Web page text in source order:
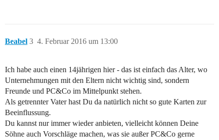
Beabel 4. Februar 2016 um 13:00
3
Ich habe auch einen 14jährigen hier - das ist einfach das Alter, wo
Unternehmungen mit den Eltern nicht wichtig sind, sondern
Freunde und PC&Co im Mittelpunkt stehen.
Als getrennter Vater hast Du da natürlich nicht so gute Karten zur
Beeinflussung.
Du kannst nur immer wieder anbieten, vielleicht können Deine
Söhne auch Vorschläge machen, was sie außer PC&Co gerne